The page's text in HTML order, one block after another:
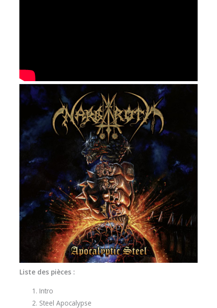
Liste des pièces :
Intro
Steel Apocalypse